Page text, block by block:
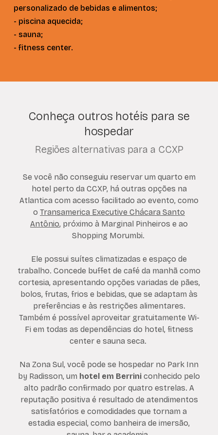
personalizado de bebidas e alimentos;
- piscina aquecida;
- sauna;
- fitness center.
Conheça outros hotéis para se
hospedar
Regiões alternativas para a CCXP
Se você não conseguiu reservar um quarto em
hotel perto da CCXP, há outras opções na
Atlantica com acesso facilitado ao evento, como
o Transamerica Executive Chácara Santo
Antônio, próximo à Marginal Pinheiros e ao
Shopping Morumbi.
Ele possui suítes climatizadas e espaço de
trabalho. Concede buffet de café da manhã como
cortesia, apresentando opções variadas de pães,
bolos, frutas, frios e bebidas, que se adaptam às
preferências e às restrições alimentares.
Também é possível aproveitar gratuitamente Wi-
Fi em todas as dependências do hotel, fitness
center e sauna seca.
Na Zona Sul, você pode se hospedar no Park Inn
by Radisson, um hotel em Berrini conhecido pelo
alto padrão confirmado por quatro estrelas. A
reputação positiva é resultado de atendimentos
satisfatórios e comodidades que tornam a
estadia especial, como banheira de imersão,